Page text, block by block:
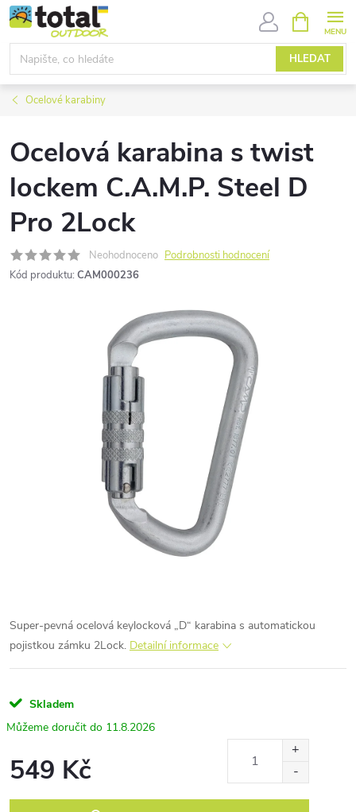
Přejít
na
obsah
HLEDAT
NÁKUPNÍ
KOŠÍK
Ocelové karabiny
Ocelová karabina s twist
lockem C.A.M.P. Steel D
Pro 2Lock
Neohodnoceno Podrobnosti hodnocení
Kód produktu: CAM000236
Super-pevná ocelová keylocková „D“ karabina s automatickou
pojistkou zámku 2Lock. Detailní informace
Skladem
11.8.2026
549 Kč